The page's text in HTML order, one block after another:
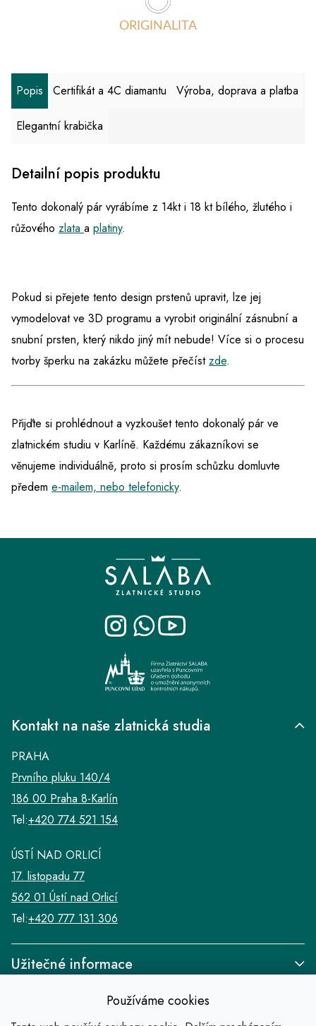
Používáme cookies
ORIGINALITA
Popis Certifikát a 4C diamantu Výroba, doprava a platba
Elegantní krabička
Detailní popis produktu
Tento dokonalý pár vyrábíme z 14kt i 18 kt bílého, žlutého i
růžového zlata a platiny.
Pokud si přejete tento design prstenů upravit, lze jej
vymodelovat ve 3D programu a vyrobit originální zásnubní a
snubní prsten, který nikdo jiný mít nebude! Více si o procesu
tvorby šperku na zakázku můžete přečístzde.
Přijďte si prohlédnout a vyzkoušet tento dokonalý pár ve
zlatnickém studiu v Karlíně. Každému zákazníkovi se
věnujeme individuálně, proto si prosím schůzku domluvte
předem e-mailem, nebo telefonicky.
Užitečné informace
Kontakt na naše zlatnická studia
PRAHA
Prvního pluku 140/4
186 00 Praha 8-Karlín
Tel:+420 774 521 154
ÚSTÍ NAD ORLICÍ
17. listopadu 77
562 01 Ústí nad Orlicí
Tel:+420 777 131 306